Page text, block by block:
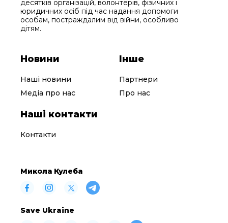
десятків організацій, волонтерів, фізичних і
юридичних осіб під час надання допомоги
особам, постраждалим від війни, особливо
дітям.
Новини
Наші новини
Медіа про нас
Інше
Партнери
Про нас
Наші контакти
Контакти
Микола Кулеба
Save Ukraine